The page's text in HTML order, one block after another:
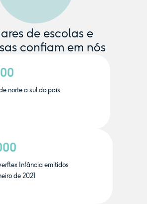
de escolas e
confiam em nós
norte a sul do país
Infância emitidos
de 2021